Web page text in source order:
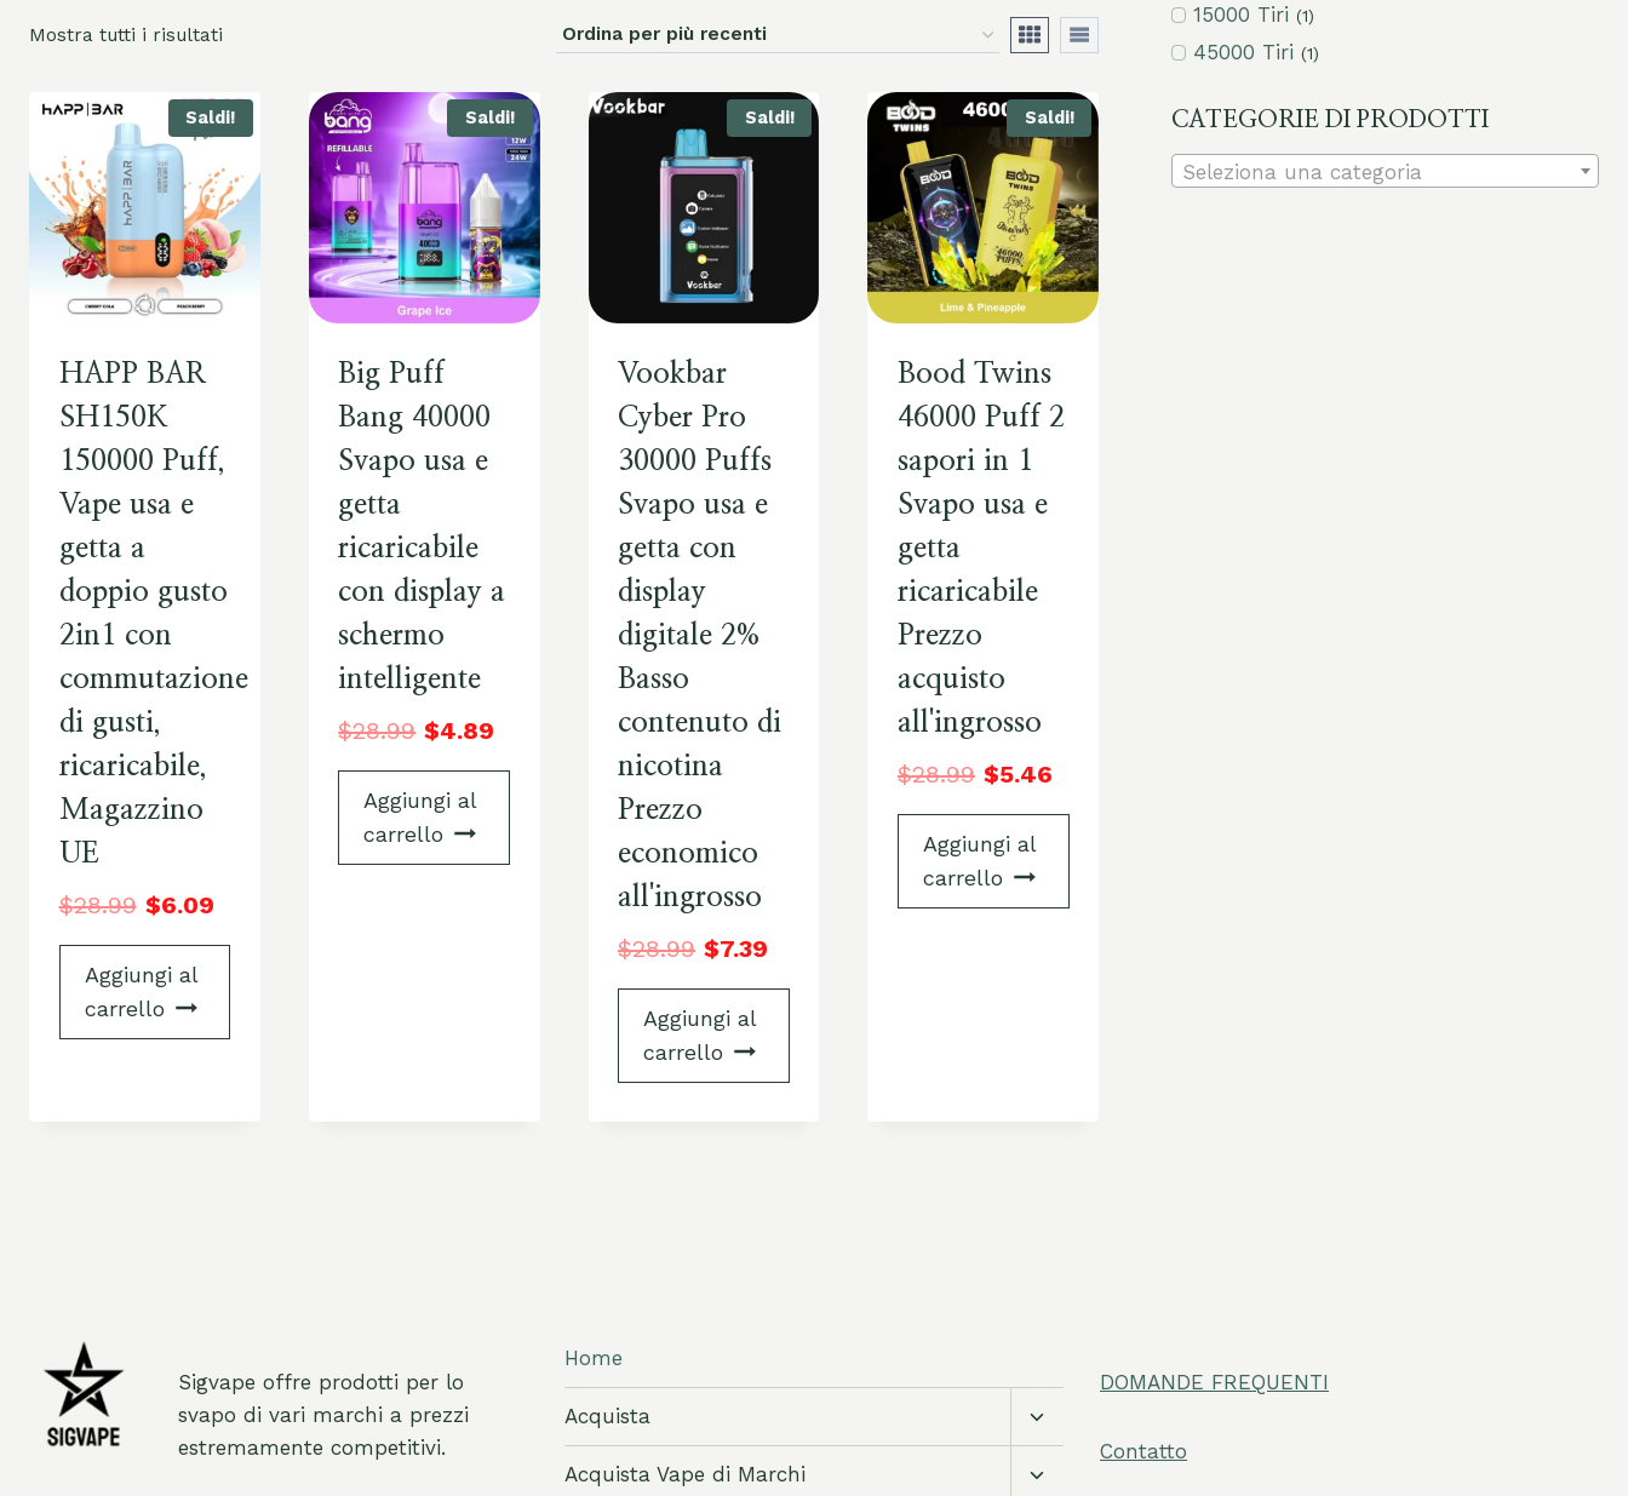
Mostra tutti i risultati
Saldi!
HAPP BAR
SH150K
150000 Puff,
Vape usa e
getta a
doppio gusto
2in1 con
commutazione
di gusti,
ricaricabile,
Magazzino
UE
$28.99 $6.09
Aggiungi al
carrello
Saldi!
Big Puff
Bang 40000
Svapo usa e
getta
ricaricabile
con display a
schermo
intelligente
$28.99 $4.89
Aggiungi al
carrello
Saldi!
Vookbar
Cyber Pro
30000 Puffs
Svapo usa e
getta con
display
digitale 2%
Basso
contenuto di
nicotina
Prezzo
economico
all'ingrosso
$28.99 $7.39
Aggiungi al
carrello
Saldi!
Bood Twins
46000 Puff 2
sapori in 1
Svapo usa e
getta
ricaricabile
Prezzo
acquisto
all'ingrosso
$28.99 $5.46
Aggiungi al
carrello
15000 Tiri (1)
45000 Tiri (1)
CATEGORIE DI PRODOTTI
Seleziona una categoria
Sigvape offre prodotti per lo
svapo di vari marchi a prezzi
estremamente competitivi.
Home
Acquista
Attiva/disattiva
Acquista Vape di Marchi
Attiva/disattiva
DOMANDE FREQUENTI
Contatto